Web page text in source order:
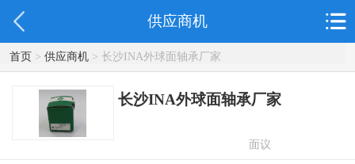
供应商机
首页> 供应商机> 长沙INA外球面轴承厂家
长沙INA外球面轴承厂家
面议